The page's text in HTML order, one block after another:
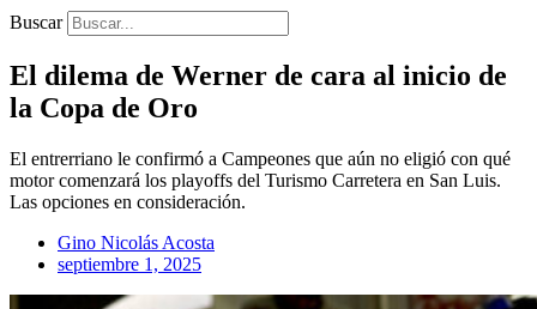
Buscar
El dilema de Werner de cara al inicio de
la Copa de Oro
El entrerriano le confirmó a Campeones que aún no eligió con qué
motor comenzará los playoffs del Turismo Carretera en San Luis.
Las opciones en consideración.
Gino Nicolás Acosta
septiembre 1, 2025